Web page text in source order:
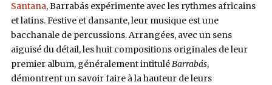
Santana, Barrabás expérimente avec les rythmes africains
et latins. Festive et dansante, leur musique est une
bacchanale de percussions. Arrangées, avec un sens
aiguisé du détail, les huit compositions originales de leur
premier album, généralement intituléBarrabás,
démontrent un savoir faire à la hauteur de leurs